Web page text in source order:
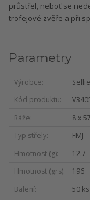
průstřel, neboť se
trofejové zvěře a při
Parametry
Výrobce
Kód produktu
Ráže
8 x
Typ střely
FMJ
Hmotnost (g)
12.7
Hmotnost (grs)
196
Balení
50 ks